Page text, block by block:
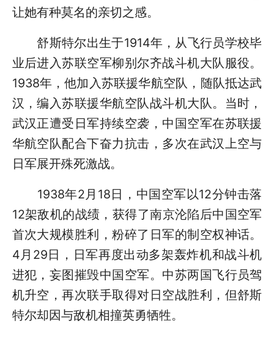
让她有种莫名的亲切之感。
舒斯特尔出生于1914年，从飞行员学校毕
业后进入苏联空军柳别尔齐战斗机大队服役。
1938年，他加入苏联援华航空队，随队抵达武
汉，编入苏联援华航空队战斗机大队。当时，
武汉正遭受日军持续空袭，中国空军在苏联援
华航空队配合下奋力抗击，多次在武汉上空与
日军展开殊死激战。
1938年2月18日，中国空军以12分钟击落
12架敌机的战绩，获得了南京沦陷后中国空军
首次大规模胜利，粉碎了日军的制空权神话。
4月29日，日军再度出动多架轰炸机和战斗机
进犯，妄图摧毁中国空军。中苏两国飞行员驾
机升空，再次联手取得对日空战胜利，但舒斯
特尔却因与敌机相撞英勇牺牲。